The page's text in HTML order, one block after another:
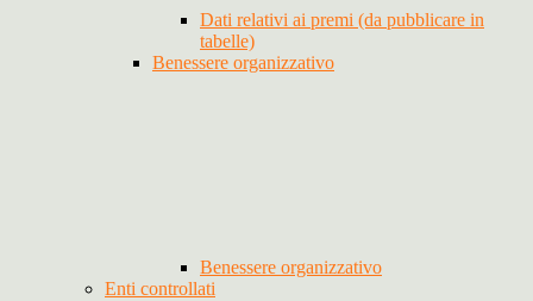
Dati relativi ai premi (da pubblicare in
tabelle)
Benessere organizzativo
Benessere organizzativo
Enti controllati